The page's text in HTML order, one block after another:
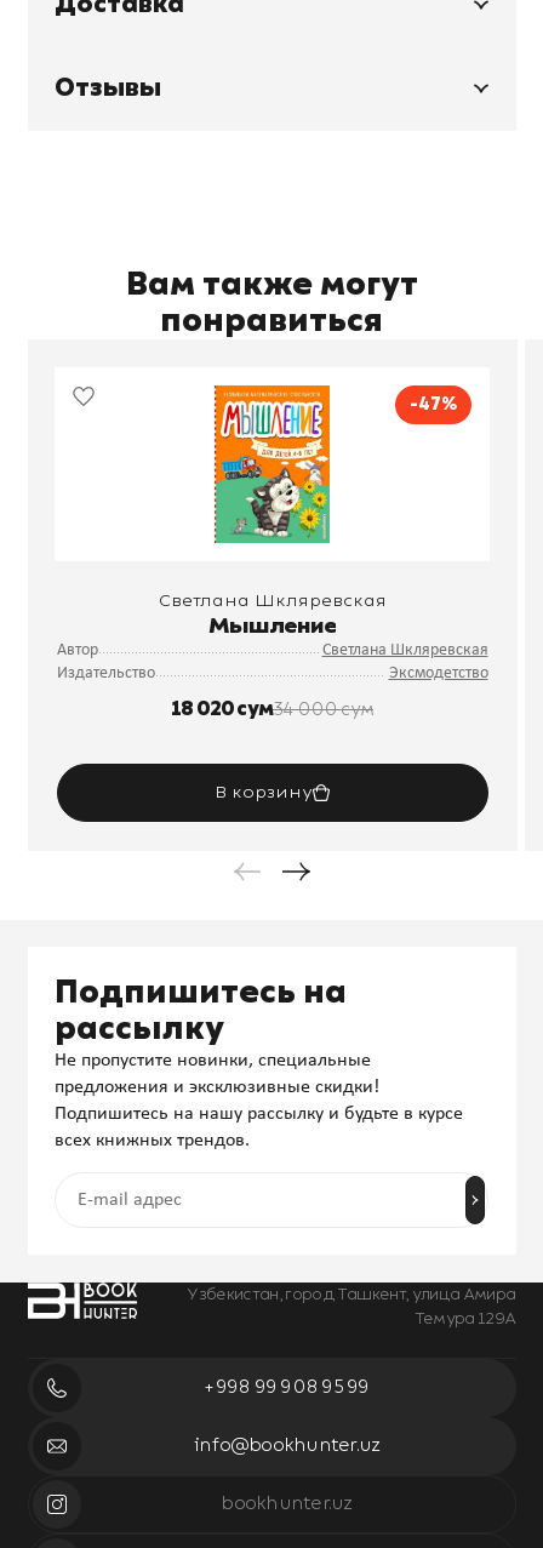
Отзывы
Вам также могут
понравиться
-47%
Светлана Шкляревская
Мышление
Автор
Светлана Шкляревская
Издательство
Эксмодетство
18 020 сум34 000 сум
В корзину
Узбекистан, город Ташкент, улица Амира
Темура 129А
+998 99 908 95 99
info@bookhunter.uz
bookhunter.uz
Подпишитесь на
рассылку
Не пропустите новинки, специальные
предложения и эксклюзивные скидки!
Подпишитесь на нашу рассылку и будьте в курсе
всех книжных трендов.